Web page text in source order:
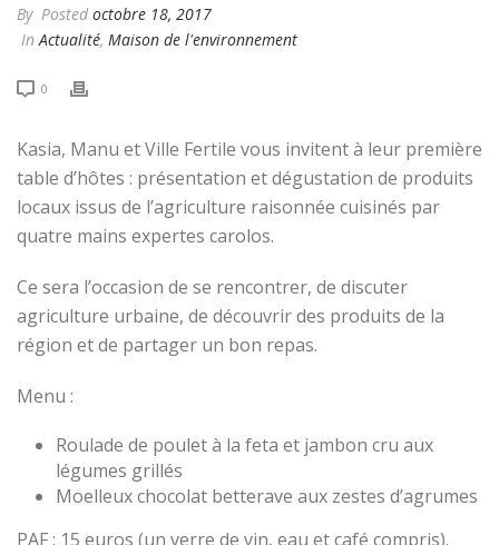
By Posted octobre 18, 2017
InActualité, Maison de l'environnement
0
Kasia, Manu et Ville Fertile vous invitent à leur première
table d’hôtes : présentation et dégustation de produits
locaux issus de l’agriculture raisonnée cuisinés par
quatre mains expertes carolos.
Ce sera l’occasion de se rencontrer, de discuter
agriculture urbaine, de découvrir des produits de la
région et de partager un bon repas.
Menu :
Roulade de poulet à la feta et jambon cru aux
légumes grillés
Moelleux chocolat betterave aux zestes d’agrumes
PAF : 15 euros (un verre de vin, eau et café compris).